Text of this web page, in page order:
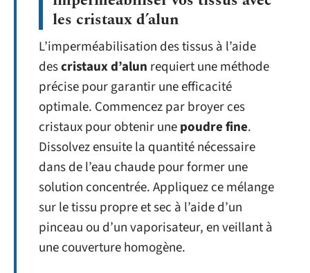
les cristaux d’alun
L’imperméabilisation des tissus à l’aide
descristaux d’alun requiert une méthode
précise pour garantir une efficacité
optimale. Commencez par broyer ces
cristaux pour obtenir unepoudre fine.
Dissolvez ensuite la quantité nécessaire
dans de l’eau chaude pour former une
solution concentrée. Appliquez ce mélange
sur le tissu propre et sec à l’aide d’un
pinceau ou d’un vaporisateur, en veillant à
une couverture homogène.